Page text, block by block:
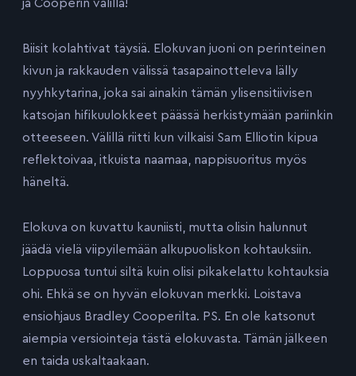
ja Cooperin välillä!
Biisit kolahtivat täysiä. Elokuvan juoni on perinteinen
kivun ja rakkauden välissä tasapainotteleva lälly
nyyhkytarina, joka sai ainakin tämän ylisensitiivisen
katsojan hifikuulokkeet päässä herkistymään pariinkin
otteeseen. Välillä riitti kun vilkaisi Sam Elliotin kipua
reflektoivaa, itkuista naamaa, nappisuoritus myös
häneltä.
Elokuva on kuvattu kauniisti, mutta olisin halunnut
jäädä vielä viipyilemään alkupuoliskon kohtauksiin.
Loppuosa tuntui siltä kuin olisi pikakelattu kohtauksia
ohi. Ehkä se on hyvän elokuvan merkki. Loistava
ensiohjaus Bradley Cooperilta. PS. En ole katsonut
aiempia versiointeja tästä elokuvasta. Tämän jälkeen
en taida uskaltaakaan.